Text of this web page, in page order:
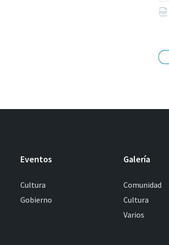
Eventos
Cultura
Gobierno
Galería
Comunidad
Cultura
Varios